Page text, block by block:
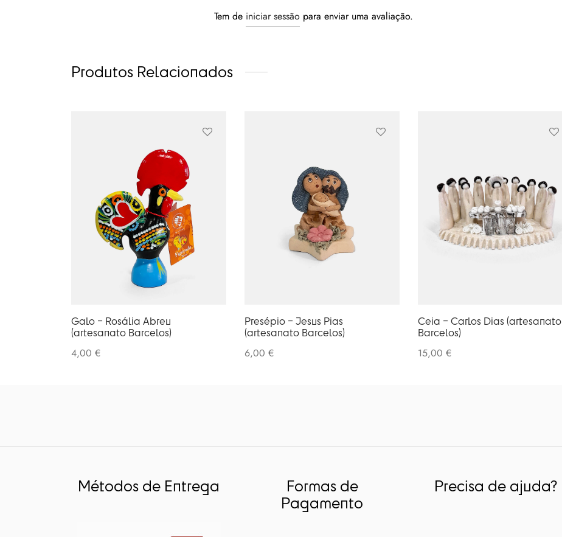
Tem de iniciar sessão para enviar uma avaliação.
Produtos Relacionados
Galo – Rosália Abreu
(artesanato Barcelos)
4,00 €
Presépio – Jesus Pias
(artesanato Barcelos)
6,00 €
Ceia – Carlos Dias (artesanato
Barcelos)
15,00 €
Métodos de Entrega
Formas de
Pagamento
Precisa de ajuda?